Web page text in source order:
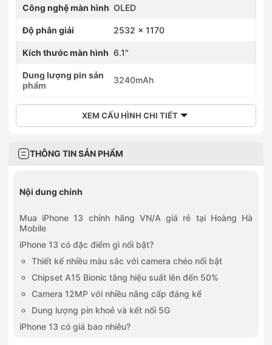
Công nghệ màn hình OLED
Độ phân giải 2532 x 1170
Kích thước màn hình 6.1"
Dung lượng pin sản
phẩm
3240mAh
XEM CẤU HÌNH CHI TIẾT
THÔNG TIN SẢN PHẨM
Nội dung chính
Mua iPhone 13 chính hãng VN/A giá rẻ tại Hoàng Hà
Mobile
iPhone 13 có đặc điểm gì nổi bật?
Thiết kế nhiều màu sắc với camera chéo nổi bật
Chipset A15 Bionic tăng hiệu suất lên đến 50%
Camera 12MP với nhiều nâng cấp đáng kể
Dung lượng pin khoẻ và kết nối 5G
iPhone 13 có giá bao nhiêu?